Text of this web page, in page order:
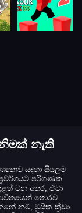
නැති
සඳහා සියලුම
පරිගණක
වන අතර, ඒවා
තොරව
නම්, මූසික ක්‍රීඩා